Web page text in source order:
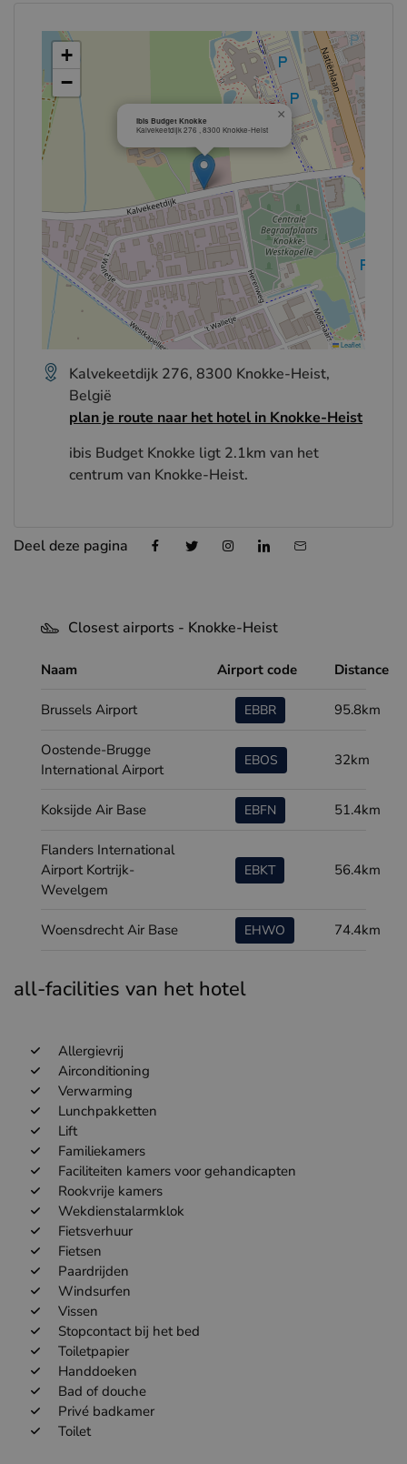
ibis Budget Knokke
Kalvekeetdijk 276 , 8300 Knokke-Heist
×
+
−
Leaflet
Kalvekeetdijk 276, 8300 Knokke-Heist,
België
plan je route naar het hotel in Knokke-Heist
ibis Budget Knokke ligt 2.1km van het
centrum van Knokke-Heist.
Deel deze pagina
Closest airports - Knokke-Heist
Naam Airport code Distance
Brussels Airport EBBR 95.8km
Oostende-Brugge
International Airport
EBOS 32km
Koksijde Air Base EBFN 51.4km
Flanders International
Airport Kortrijk-
Wevelgem
EBKT 56.4km
Woensdrecht Air Base EHWO 74.4km
all-facilities van het hotel
Allergievrij
Airconditioning
Verwarming
Lunchpakketten
Lift
Familiekamers
Faciliteiten kamers voor gehandicapten
Rookvrije kamers
Wekdienstalarmklok
Fietsverhuur
Fietsen
Paardrijden
Windsurfen
Vissen
Stopcontact bij het bed
Toiletpapier
Handdoeken
Bad of douche
Privé badkamer
Toilet